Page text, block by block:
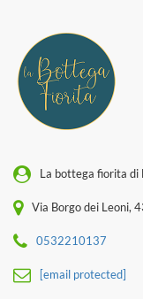
La bottega fiorita di
Via Borgo dei Leoni,
0532210137
[email protected]